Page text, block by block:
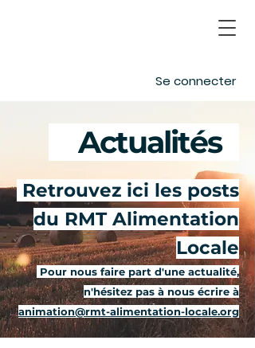
Se connecter
Actualités
Retrouvez ici les posts
du RMT Alimentation
Locale
Pour nous faire part d'une actualité,
n'hésitez pas à nous écrire à
animation@rmt-alimentation-locale.org